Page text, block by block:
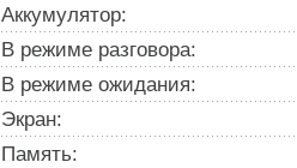
Аккумулятор:
В режиме разговора:
В режиме ожидания:
Экран:
Память: